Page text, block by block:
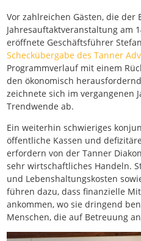
Vor zahlreichen Gästen, die der
Jahresauftaktveranstaltung am
eröffnete Geschäftsführer
Scheckübergabe des Tanner
Programmverlauf mit einem
den ökonomisch
zeichnete sich im vergangenen
Trendwende ab.
Ein weiterhin schwieriges
öffentliche Kassen und
erfordern von der Tanner
sehr wirtschaftliches Handeln.
und Lebenshaltungskosten
führen dazu, dass finanzielle
ankommen, wo sie dringend
Menschen, die auf Betreuung